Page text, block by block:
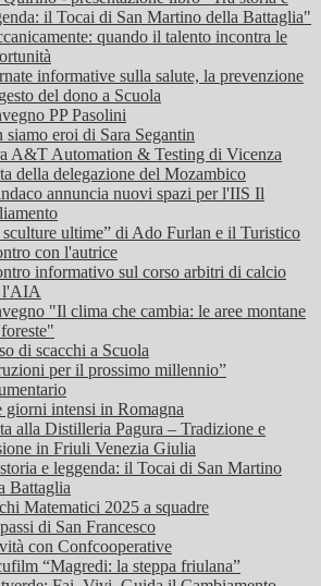
il Tocai di San Martino della Battaglia"
quando il talento incontra le
informative sulla salute, la prevenzione
del dono a Scuola
PP Pasolini
siamo eroi di Sara Segantin
A&T Automation & Testing di Vicenza
della delegazione del Mozambico
annuncia nuovi spazi per l'IIS Il
sculture ultime” di Ado Furlan e il Turistico
con l'autrice
informativo sul corso arbitri di calcio
l'AIA
"Il clima che cambia: le aree montane
di scacchi a Scuola
per il prossimo millennio”
giorni intensi in Romagna
alla Distilleria Pagura – Tradizione e
in Friuli Venezia Giulia
e leggenda: il Tocai di San Martino
Battaglia
Matematici 2025 a squadre
di San Francesco
con Confcooperative
“Magredi: la steppa friulana”